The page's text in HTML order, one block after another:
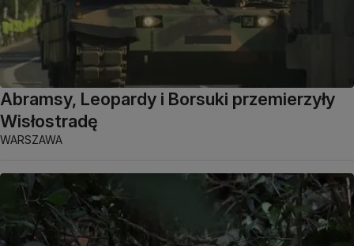
Abramsy, Leopardy i Borsuki przemierzyły
Wisłostradę
WARSZAWA